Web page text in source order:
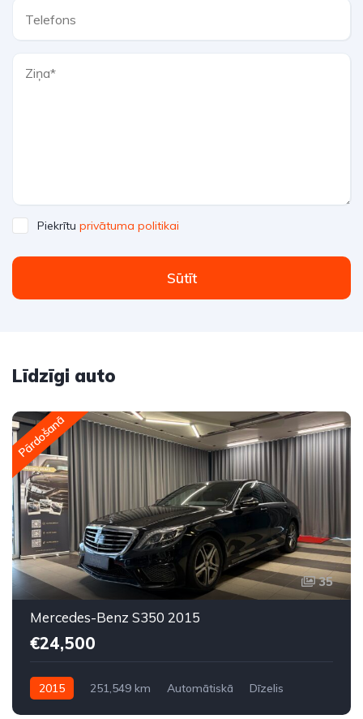
Piekrītu privātuma politikai
Sūtīt
Līdzīgi auto
Pārdošanā
35
Mercedes-Benz S350 2015
€24,500
2015 251,549 km Automātiskā
Dīzelis